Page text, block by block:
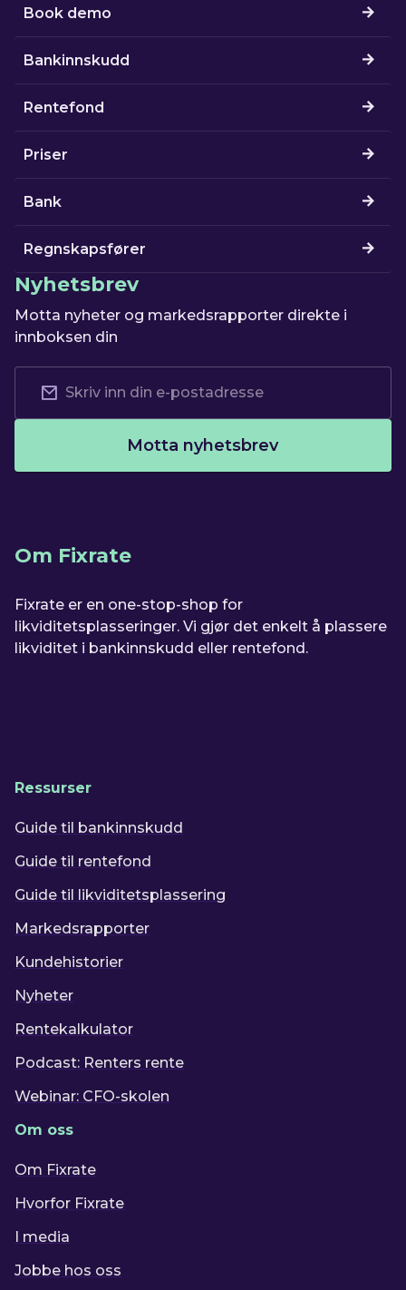
Book demo
Bankinnskudd
Rentefond
Priser
Bank
Regnskapsfører
Nyhetsbrev
Motta nyheter og markedsrapporter direkte i
innboksen din
Motta nyhetsbrev
Om Fixrate
Fixrate er en one-stop-shop for
likviditetsplasseringer. Vi gjør det enkelt å plassere
likviditet i bankinnskudd eller rentefond.
Ressurser
Guide til bankinnskudd
Guide til rentefond
Guide til likviditetsplassering
Markedsrapporter
Kundehistorier
Nyheter
Rentekalkulator
Podcast: Renters rente
Webinar: CFO-skolen
Om oss
Om Fixrate
Hvorfor Fixrate
I media
Jobbe hos oss